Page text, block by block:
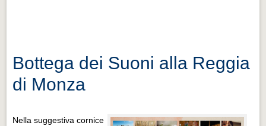
Bottega dei Suoni alla Reggia
di Monza
Nella suggestiva cornice